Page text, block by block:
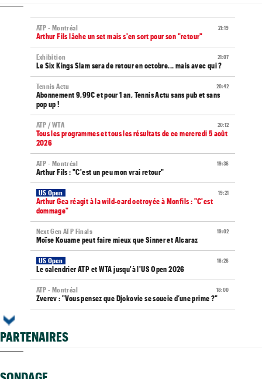
21:19
ATP - Montréal
Arthur Fils lâche un set mais s'en sort pour son "retour"
21:07
Exhibition
Le Six Kings Slam sera de retour en octobre... mais avec qui ?
20:42
Tennis Actu
Abonnement 9,99€ et pour 1 an, Tennis Actu sans pub et sans
pop up !
20:12
ATP / WTA
Tous les programmes et tous les résultats de ce mercredi 5 août
2026
19:36
ATP - Montréal
Arthur Fils : "C'est un peu mon vrai retour"
19:21
US Open
Arthur Gea réagit à la wild-card octroyée à Monfils : "C'est
dommage"
19:02
Next Gen ATP Finals
Moïse Kouame peut faire mieux que Sinner et Alcaraz
18:26
US Open
Le calendrier ATP et WTA jusqu'à l'US Open 2026
18:00
ATP - Montréal
Zverev : "Vous pensez que Djokovic se soucie d’une prime ?"
PARTENAIRES